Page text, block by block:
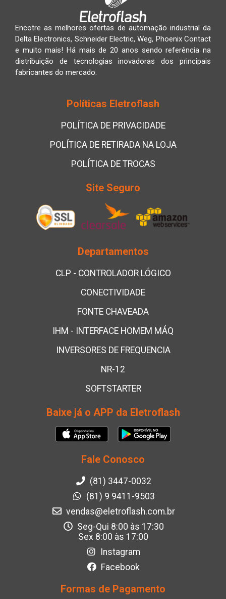
Encotre as melhores ofertas de automação industrial da
Delta Electronics, Schneider Electric, Weg, Phoenix Contact
e muito mais! Há mais de 20 anos sendo referência na
distribuição de tecnologias inovadoras dos principais
fabricantes do mercado.
Políticas Eletroflash
POLÍTICA DE PRIVACIDADE
POLÍTICA DE RETIRADA NA LOJA
POLÍTICA DE TROCAS
Site Seguro
Departamentos
CLP - CONTROLADOR LÓGICO
CONECTIVIDADE
FONTE CHAVEADA
IHM - INTERFACE HOMEM MÁQ
INVERSORES DE FREQUENCIA
NR-12
SOFTSTARTER
Baixe já o APP da Eletroflash
Fale Conosco
(81) 3447-0032
(81) 9 9411-9503
vendas@eletroflash.com.br
Seg-Qui 8:00 às 17:30
Sex 8:00 às 17:00
Instagram
Facebook
Formas de Pagamento